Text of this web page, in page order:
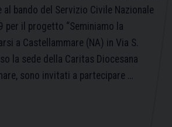
al bando del Servizio Civile Nazionale
per il progetto “Seminiamo la
a Castellammare (NA) in Via S.
la sede della Caritas Diocesana
sono invitati a partecipare …